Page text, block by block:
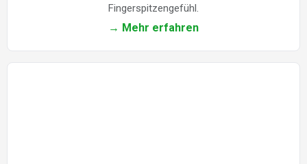
Fingerspitzengefühl.
→ Mehr erfahren